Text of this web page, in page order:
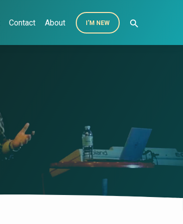
Contact About I’M NEW